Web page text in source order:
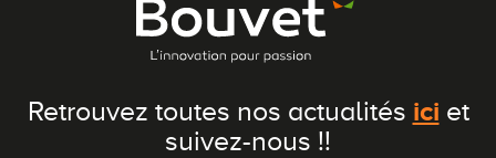
Retrouvez toutes nos actualités ici et
suivez-nous !!